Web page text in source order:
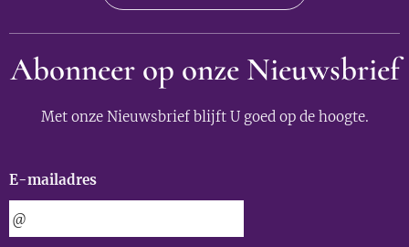
Abonneer op onze Nieuwsbrief
Met onze Nieuwsbrief blijft U goed op de hoogte.
E-mailadres